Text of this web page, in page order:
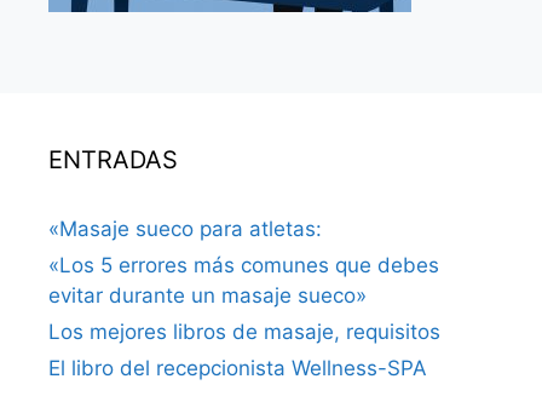
ENTRADAS
«Masaje sueco para atletas:
«Los 5 errores más comunes que debes
evitar durante un masaje sueco»
Los mejores libros de masaje, requisitos
El libro del recepcionista Wellness-SPA